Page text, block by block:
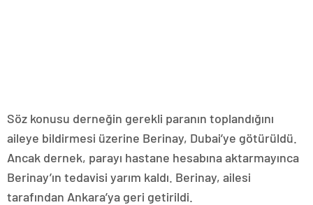
Söz konusu derneğin gerekli paranın toplandığını
aileye bildirmesi üzerine Berinay, Dubai’ye götürüldü.
Ancak dernek, parayı hastane hesabına aktarmayınca
Berinay’ın tedavisi yarım kaldı. Berinay, ailesi
tarafından Ankara’ya geri getirildi.